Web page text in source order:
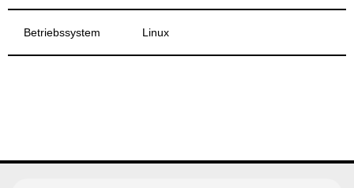
Betriebssystem Linux